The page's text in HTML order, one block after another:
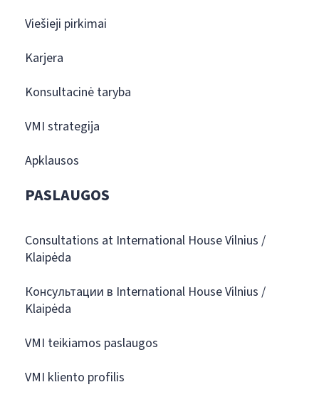
Viešieji pirkimai
Karjera
Konsultacinė taryba
VMI strategija
Apklausos
PASLAUGOS
Consultations at International House Vilnius /
Klaipėda
Консультации в International House Vilnius /
Klaipėda
VMI teikiamos paslaugos
VMI kliento profilis